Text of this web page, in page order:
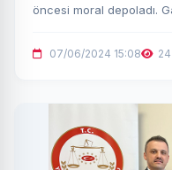
öncesi moral depoladı.
07/06/2024 15:08